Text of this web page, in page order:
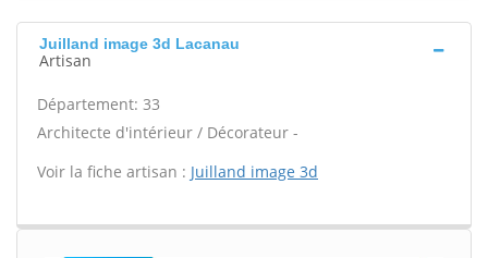
Juilland image 3d Lacanau
Artisan
Département: 33
Architecte d'intérieur / Décorateur -
Voir la fiche artisan : Juilland image 3d